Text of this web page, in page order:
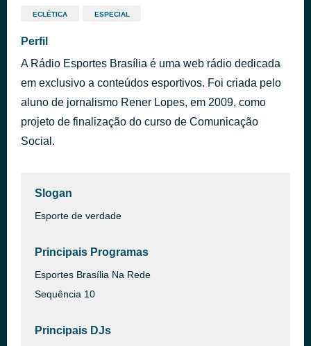
True Blue
Into My Life
Colin Hay Band
30.07.2026 MOCHILA E CLUBE 001 há 39 minutos
ECLÉTICA ESPECIAL
Perfil
A Rádio Esportes Brasília é uma web rádio dedicada
em exclusivo a conteúdos esportivos. Foi criada pelo
aluno de jornalismo Rener Lopes, em 2009, como
projeto de finalização do curso de Comunicação
Social.
Slogan
Esporte de verdade
Principais Programas
Esportes Brasília Na Rede
Sequência 10
Principais DJs